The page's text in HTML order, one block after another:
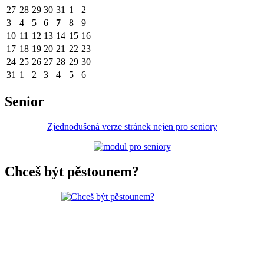
27 28 29 30 31 1
2
3
4 5 6 7 8
9
10 11 12 13 14 15 16
17 18 19 20 21 22 23
24 25 26 27 28 29 30
31 1 2 3 4 5 6
Senior
Zjednodušená verze stránek nejen pro seniory
Chceš být pěstounem?